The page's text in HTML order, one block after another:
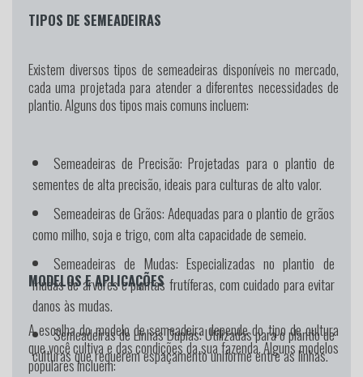
TIPOS DE SEMEADEIRAS
Existem diversos tipos de semeadeiras disponíveis no mercado,
cada uma projetada para atender a diferentes necessidades de
plantio. Alguns dos tipos mais comuns incluem:
Semeadeiras de Precisão: Projetadas para o plantio de
sementes de alta precisão, ideais para culturas de alto valor.
Semeadeiras de Grãos:Adequadas para o plantio de grãos
como milho, soja e trigo, com alta capacidade de semeio.
Semeadeiras de Mudas: Especializadas no plantio de
mudas de árvores e plantas frutíferas, com cuidado para evitar
danos às mudas.
Semeadeiras de Linhas Duplas:Utilizadas para o plantio de
culturas que requerem espaçamento uniforme entre as linhas.
MODELOS E APLICAÇÕES
A escolha do modelo de semeadeira depende do tipo de cultura
que você cultiva e das condições da sua fazenda. Alguns modelos
populares incluem: